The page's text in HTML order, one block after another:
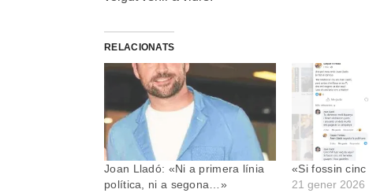
RELACIONATS
Joan Lladó: «Ni a primera línia
política, ni a segona…»
«Si fossin
21 gener 2026